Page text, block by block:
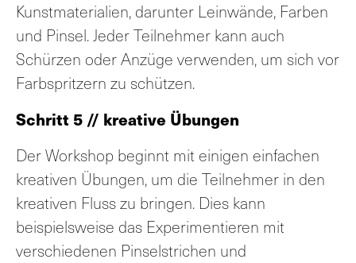
Kunstmaterialien, darunter Leinwände, Farben
und Pinsel. Jeder Teilnehmer kann auch
Schürzen oder Anzüge verwenden, um sich vor
Farbspritzern zu schützen.
Schritt 5 // kreative Übungen
Der Workshop beginnt mit einigen einfachen
kreativen Übungen, um die Teilnehmer in den
kreativen Fluss zu bringen. Dies kann
beispielsweise das Experimentieren mit
verschiedenen Pinselstrichen und